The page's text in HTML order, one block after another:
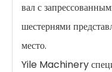
вал с
шестернями
место.
Yile Machinery